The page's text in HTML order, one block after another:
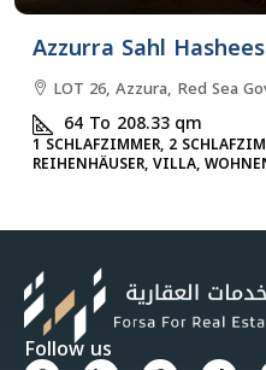
Azzurra Sahl
LOT 26, Azzura, Red Sea
64 To 208.33qm
1 SCHLAFZIMMER, 2
REIHENHÄUSER, VILLA,
Follow us